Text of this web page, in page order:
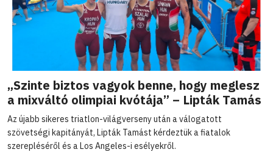
„Szinte biztos vagyok benne, hogy meglesz
a mixváltó olimpiai kvótája” – Lipták Tamás
Az újabb sikeres triatlon-világverseny után a válogatott
szövetségi kapitányát, Lipták Tamást kérdeztük a fiatalok
szerepléséről és a Los Angeles-i esélyekről.